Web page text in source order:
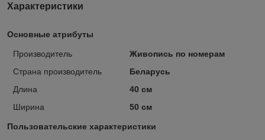
Характеристики
Основные атрибуты
Производитель
Живопись по номерам
Страна производитель
Беларусь
Длина
40 см
Ширина
50 см
Пользовательские характеристики